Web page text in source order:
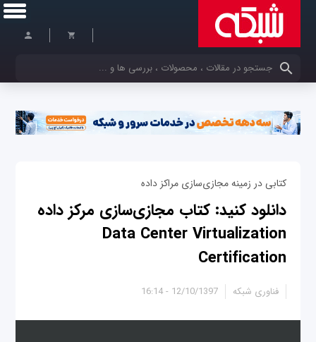
کلمات کلیدی خود را وارد کنید
کتابی در زمینه مجازی‌سازی مراکز داده
دانلود کنید: کتاب مجازی‌سازی مرکز داده
Data Center Virtualization
Certification
12/10/1397 - 16:14 فناوری شبکه